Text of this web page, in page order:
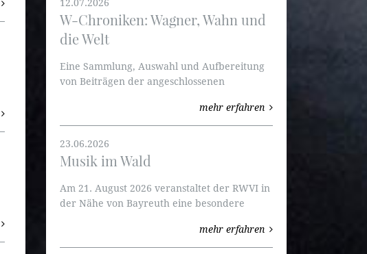
12.07.2026
W-Chroniken: Wagner, Wahn und
die Welt
Eine Sammlung, Auswahl und Aufbereitung
von Beiträgen der angeschlossenen
fangen mit den Ring des Nibelungen und mit
W-Perspektiven an.
mehr erfahren
23.06.2026
Musik im Wald
Am 21. August 2026 veranstaltet der RWVI in
der Nähe von Bayreuth eine besondere
mehr erfahren